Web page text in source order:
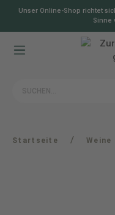
springen
Unser Online-Shop richtet
Sinne
Startseite / Weine